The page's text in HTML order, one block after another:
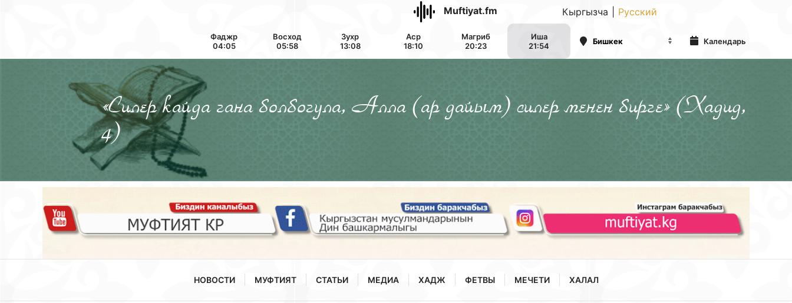
Muftiyat.fm Кыргызча Русский
Фаджр
04:05
Восход
05:58
Зухр
13:08
Аср
18:10
Магриб
20:23
Иша
21:54
Календарь
«Силер кайда гана болбогула, Алла (ар дайым) силер менен бирге» (Хадид,
4)
НОВОСТИ МУФТИЯТ СТАТЬИ МЕДИА ХАДЖ ФЕТВЫ МЕЧЕТИ ХАЛАЛ